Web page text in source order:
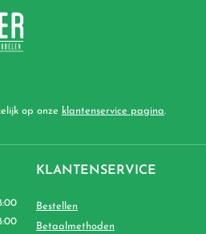
op onze klantenservice pagina.
KLANTENSERVICE
Bestellen
Betaalmethoden